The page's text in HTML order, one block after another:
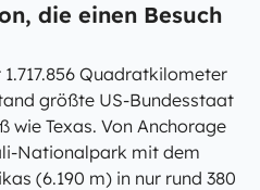
die einen Besuch
Quadratkilometer
größte US-Bundesstaat
wie Texas. Von Anchorage
Nationalpark mit dem
(6.190 m) in nur rund 380